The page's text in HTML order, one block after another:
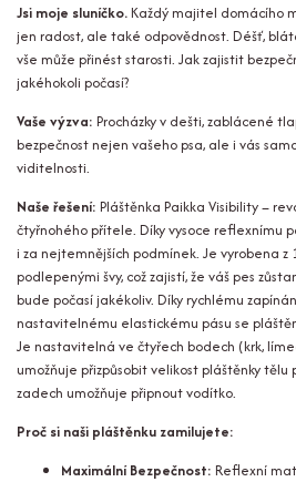
Jsi moje sluníčko.Každý majitel domácího
jen radost, ale také odpovědnost. Déšť,
vše může přinést starosti. Jak zajistit
jakéhokoli počasí?
Vaše výzva: Procházky v dešti, zablácené
bezpečnost nejen vašeho psa, ale i vás
viditelnosti.
Naše řešení: Pláštěnka Paikka Visibility –
čtyřnohého přítele. Díky vysoce reflexnímu
i za nejtemnějších podmínek. Je vyrobena z
podlepenými švy, což zajistí, že váš pes
bude počasí jakékoliv. Díky rychlému
nastavitelnému elastickému pásu se
Je nastavitelná ve čtyřech bodech (krk,
umožňuje přizpůsobit velikost pláštěnky tělu
zadech umožňuje připnout vodítko.
Proč si naši pláštěnku zamilujete:
Maximální Bezpečnost: Reflexní